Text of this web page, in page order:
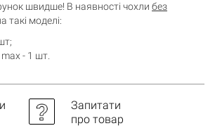
швидше! В наявності чохли без
такі моделі:
- 1 шт.
Запитати
про товар